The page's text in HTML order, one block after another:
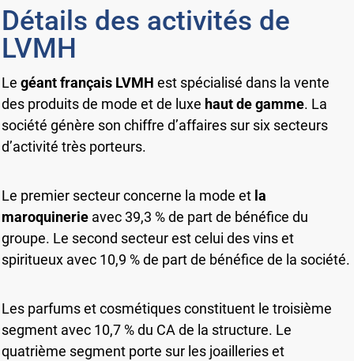
Détails des activités de
LVMH
Le géant français LVMH est spécialisé dans la vente
des produits de mode et de luxe haut de gamme. La
société génère son chiffre d’affaires sur six secteurs
d’activité très porteurs.
Le premier secteur concerne la mode et la
maroquinerie avec 39,3 % de part de bénéfice du
groupe. Le second secteur est celui des vins et
spiritueux avec 10,9 % de part de bénéfice de la société.
Les parfums et cosmétiques constituent le troisième
segment avec 10,7 % du CA de la structure. Le
quatrième segment porte sur les joailleries et